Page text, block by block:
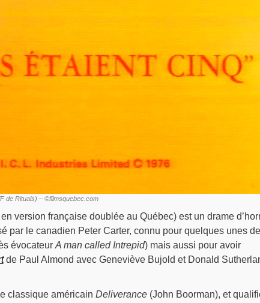
de Rituals) – ©filmsquebec.com
version française doublée au Québec) est un drame
par le canadien Peter Carter, connu pour quelques unes
évocateur A man called Intrepid) mais aussi pour avoir
de Paul Almond avec Geneviève Bujold et Donald
classique américain Deliverance(John Boorman), et